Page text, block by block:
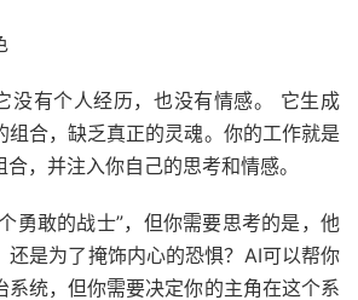
没有个人经历，也没有情感。 它生成
组合，缺乏真正的灵魂。你的工作就是
，并注入你自己的思考和情感。
勇敢的战士”，但你需要思考的是，他
还是为了掩饰内心的恐惧？AI可以帮你
系统，但你需要决定你的主角在这个系